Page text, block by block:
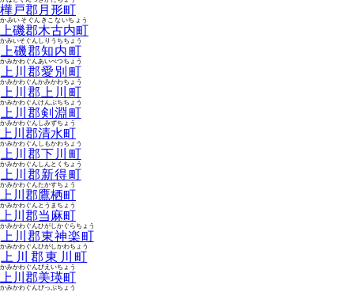
樺戸郡月形町
上磯郡木古内町
かみいそぐんきこないちょう
上磯郡知内町
かみいそぐんしりうちちょう
上川郡愛別町
かみかわぐんあいべつちょう
上川郡上川町
かみかわぐんかみかわちょう
上川郡剣淵町
かみかわぐんけんぶちちょう
上川郡清水町
かみかわぐんしみずちょう
上川郡下川町
かみかわぐんしもかわちょう
上川郡新得町
かみかわぐんしんとくちょう
上川郡鷹栖町
かみかわぐんたかすちょう
上川郡当麻町
かみかわぐんとうまちょう
上川郡東神楽町
かみかわぐんひがしかぐらちょう
上川郡東川町
かみかわぐんひがしかわちょう
上川郡美瑛町
かみかわぐんびえいちょう
かみかわぐんぴっぷちょう